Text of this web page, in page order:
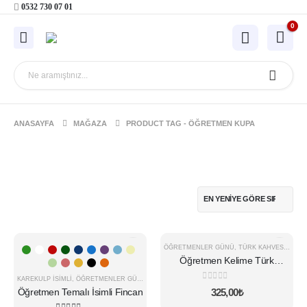
0532 730 07 01
0
ANASAYFA MAĞAZA PRODUCT TAG - ÖĞRETMEN KUPA
-16%
ürünün
fazla
varyasyonu
KAREKULP İSIMLI ÖĞRETMENLER GÜNÜ
Öğretmen Temalı İsimli Fincan
ÖĞRETMENLER GÜNÜ TÜRK KAHVESI FINCANI
Öğretmen Kelime Türk
Kahvesi Fincanı
5 üzerinden
325,00₺